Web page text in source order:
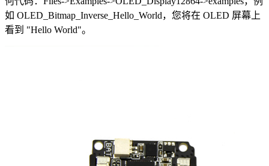
如 OLED_Bitmap_Inverse_Hello_World，您将在 OLED 屏幕上
看到 "Hello World"。